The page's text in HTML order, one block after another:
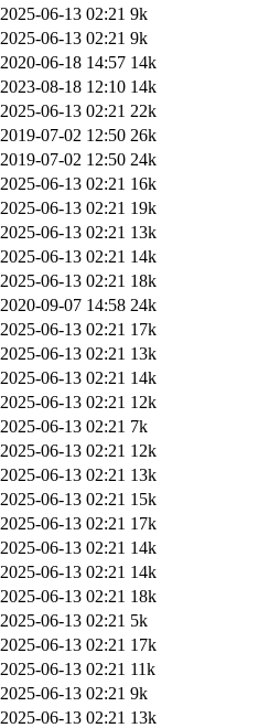
2025-06-13 02:21 9k
2025-06-13 02:21 9k
2020-06-18 14:57 14k
2023-08-18 12:10 14k
2025-06-13 02:21 22k
2019-07-02 12:50 26k
2019-07-02 12:50 24k
2025-06-13 02:21 16k
2025-06-13 02:21 19k
2025-06-13 02:21 13k
2025-06-13 02:21 14k
2025-06-13 02:21 18k
2020-09-07 14:58 24k
2025-06-13 02:21 17k
2025-06-13 02:21 13k
2025-06-13 02:21 14k
2025-06-13 02:21 12k
2025-06-13 02:21 7k
2025-06-13 02:21 12k
2025-06-13 02:21 13k
2025-06-13 02:21 15k
2025-06-13 02:21 17k
2025-06-13 02:21 14k
2025-06-13 02:21 14k
2025-06-13 02:21 18k
2025-06-13 02:21 5k
2025-06-13 02:21 17k
2025-06-13 02:21 11k
2025-06-13 02:21 9k
2025-06-13 02:21 13k